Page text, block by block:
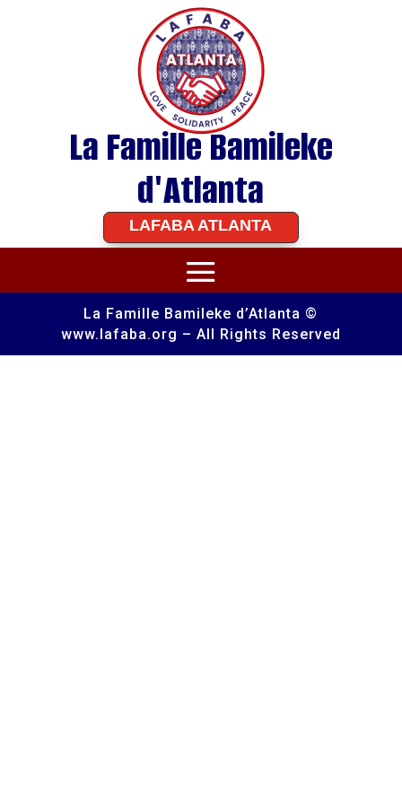
La Famille Bamileke
d'Atlanta
LAFABA ATLANTA
La Famille Bamileke d’Atlanta ©
www.lafaba.org – All Rights Reserved